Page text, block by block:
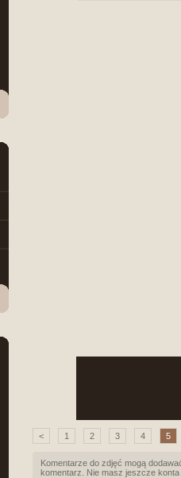
< 1 2 3 4 5
Komentarze do zdjęć mogą
komentarz. Nie masz jeszcze